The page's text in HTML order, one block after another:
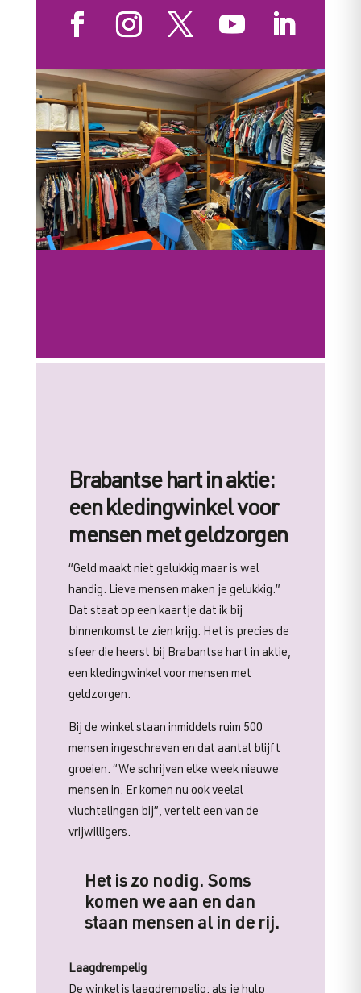
Brabantse hart in aktie:
een kledingwinkel voor
mensen met geldzorgen
“Geld maakt niet gelukkig maar is wel
handig. Lieve mensen maken je gelukkig.”
Dat staat op een kaartje dat ik bij
binnenkomst te zien krijg. Het is precies de
sfeer die heerst bij Brabantse hart in aktie,
een kledingwinkel voor mensen met
geldzorgen.
Bij de winkel staan inmiddels ruim 500
mensen ingeschreven en dat aantal blijft
groeien. “We schrijven elke week nieuwe
mensen in. Er komen nu ook veelal
vluchtelingen bij”, vertelt een van de
vrijwilligers.
Het is zo nodig. Soms
komen we aan en dan
staan mensen al in de rij.
Laagdrempelig
De winkel is laagdrempelig: als je hulp